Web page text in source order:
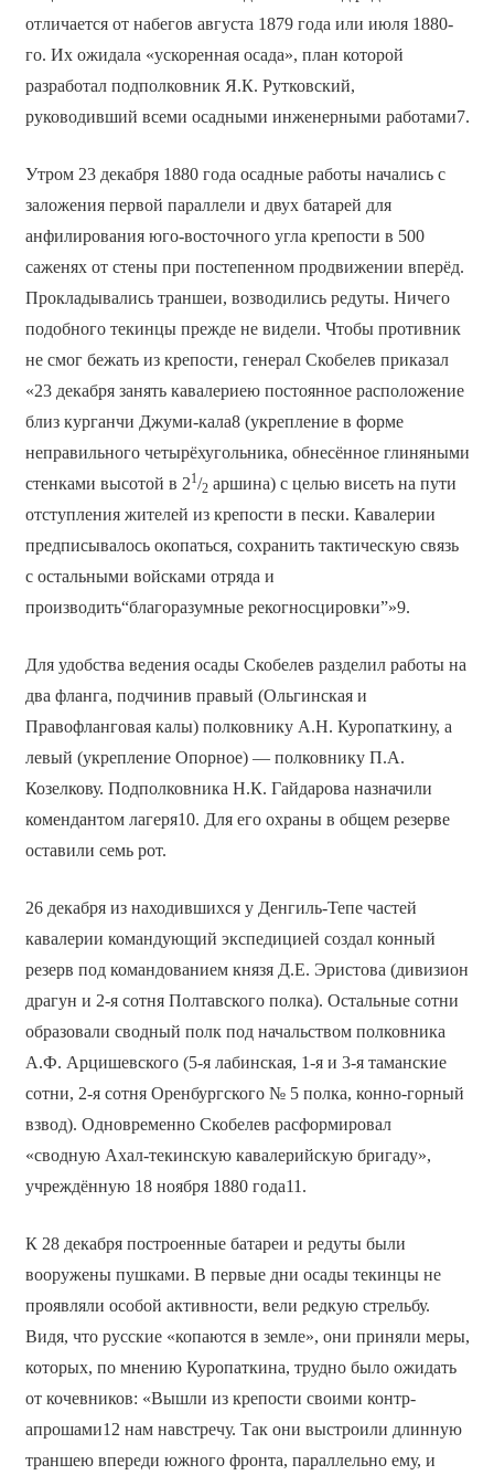
отличается от набегов августа 1879 года или июля 1880-
го. Их ожидала «ускоренная осада», план которой
разработал подполковник Я.К. Рутковский,
руководивший всеми осадными инженерными работами7.
Утром 23 декабря 1880 года осадные работы начались с
заложения первой параллели и двух батарей для
анфилирования юго-восточного угла крепости в 500
саженях от стены при постепенном продвижении вперёд.
Прокладывались траншеи, возводились редуты. Ничего
подобного текинцы прежде не видели. Чтобы противник
не смог бежать из крепости, генерал Скобелев приказал
«23 декабря занять кавалериею постоянное расположение
близ курганчи Джуми-кала8 (укрепление в форме
неправильного четырёхугольника, обнесённое глиняными
стенками высотой в 21/2аршина) с целью висеть на пути
отступления жителей из крепости в пески. Кавалерии
предписывалось окопаться, сохранить тактическую связь
с остальными войсками отряда и
производить“благоразумные рекогносцировки”»9.
Для удобства ведения осады Скобелев разделил работы на
два фланга, подчинив правый (Ольгинская и
Правофланговая калы) полковнику А.Н. Куропаткину, а
левый (укрепление Опорное) — полковнику П.А.
Козелкову. Подполковника Н.К. Гайдарова назначили
комендантом лагеря10. Для его охраны в общем резерве
оставили семь рот.
26 декабря из находившихся у Денгиль-Тепе частей
кавалерии командующий экспедицией создал конный
резерв под командованием князя Д.Е. Эристова (дивизион
драгун и 2-я сотня Полтавского полка). Остальные сотни
образовали сводный полк под начальством полковника
А.Ф. Арцишевского (5-я лабинская, 1-я и 3-я таманские
сотни, 2-я сотня Оренбургского № 5 полка, конно-горный
взвод). Одновременно Скобелев расформировал
«сводную Ахал-текинскую кавалерийскую бригаду»,
учреждённую 18 ноября 1880 года11.
К 28 декабря построенные батареи и редуты были
вооружены пушками. В первые дни осады текинцы не
проявляли особой активности, вели редкую стрельбу.
Видя, что русские «копаются в земле», они приняли меры,
которых, по мнению Куропаткина, трудно было ожидать
от кочевников: «Вышли из крепости своими контр-
апрошами12 нам навстречу. Так они выстроили длинную
траншею впереди южного фронта, параллельно ему, и